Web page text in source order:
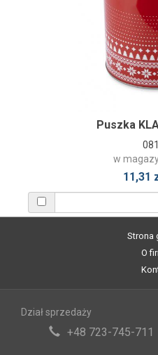
Puszka
w
11,31
Strona
O
Dział sprzedaży
+48 723-745-711